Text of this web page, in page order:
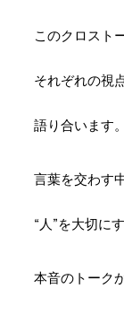
このクロスト
それぞれの視
語り合います。
言葉を交わす
“人”を大切に
本音のトーク